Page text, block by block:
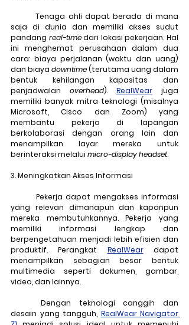
	Tenaga ahli dapat berada di mana
saja di dunia dan memiliki akses sudut
pandang real-time dari lokasi pekerjaan. Hal
ini menghemat perusahaan dalam dua
cara: biaya perjalanan (waktu dan uang)
dan biaya downtime (terutama uang dalam
bentuk kehilangan kapasitas dan
penjadwalan overhead). RealWear juga
memiliki banyak mitra teknologi (misalnya
Microsoft, Cisco dan Zoom) yang
membantu pekerja di lapangan
berkolaborasi dengan orang lain dan
menampilkan layar mereka untuk
berinteraksi melalui micro-display headset.
3. Meningkatkan Akses Informasi
yang relevan dimanapun dan kapanpun
mereka membutuhkannya. Pekerja yang
memiliki informasi lengkap dan
berpengetahuan menjadi lebih efisien dan
produktif. Perangkat RealWear dapat
menampilkan sebagian besar bentuk
multimedia seperti dokumen, gambar,
video, dan lainnya.
desain yang tangguh, RealWear Navigator